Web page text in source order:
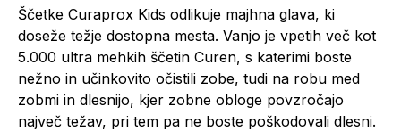
Ščetke Curaprox Kids odlikuje majhna glava, ki
doseže težje dostopna mesta. Vanjo je vpetih več kot
5.000 ultra mehkih ščetin Curen, s katerimi boste
nežno in učinkovito očistili zobe, tudi na robu med
zobmi in dlesnijo, kjer zobne obloge povzročajo
največ težav, pri tem pa ne boste poškodovali dlesni.